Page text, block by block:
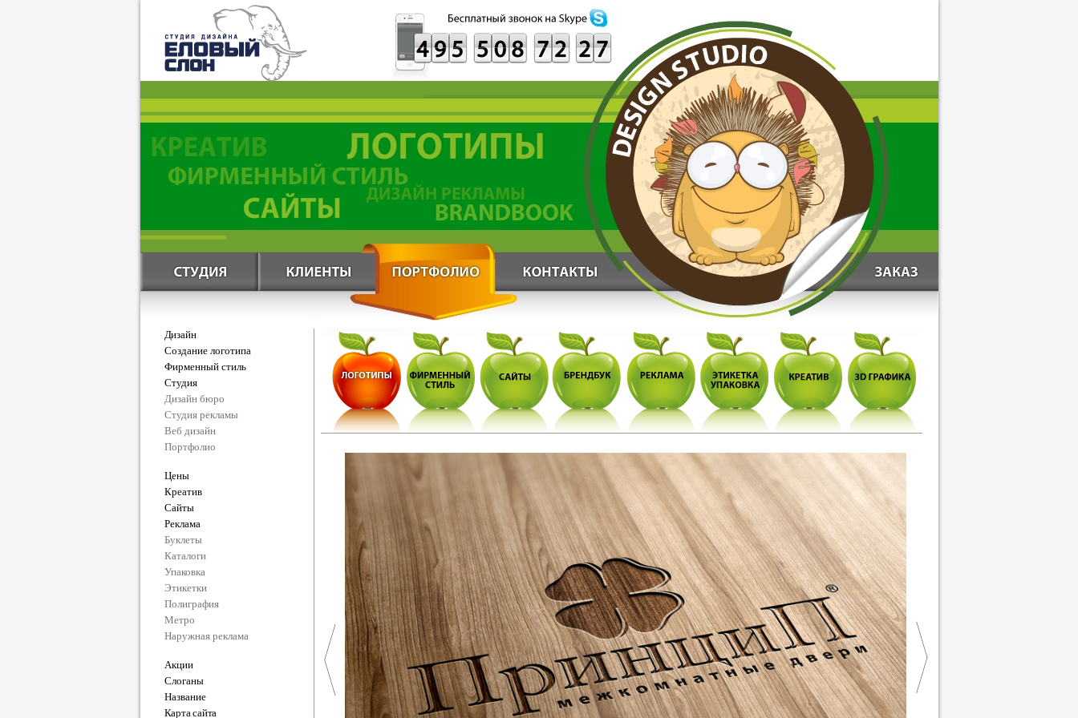
Дизайн
Создание логотипа
Фирменный стиль
Студия
Дизайн бюро
Студия рекламы
Веб дизайн
Портфолио
Цены
Креатив
Сайты
Реклама
Буклеты
Каталоги
Упаковка
Этикетки
Полиграфия
Метро
Наружная реклама
Акции
Слоганы
Название
Карта сайта